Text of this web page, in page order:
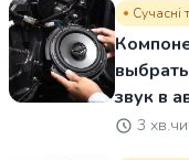
Сучасні
звук в
3